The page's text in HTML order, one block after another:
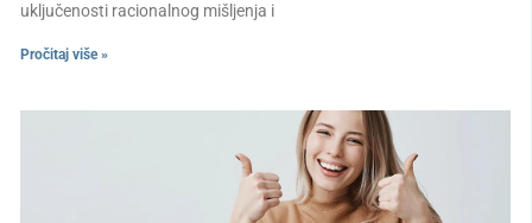
uključenosti racionalnog mišljenja i
Pročitaj više »